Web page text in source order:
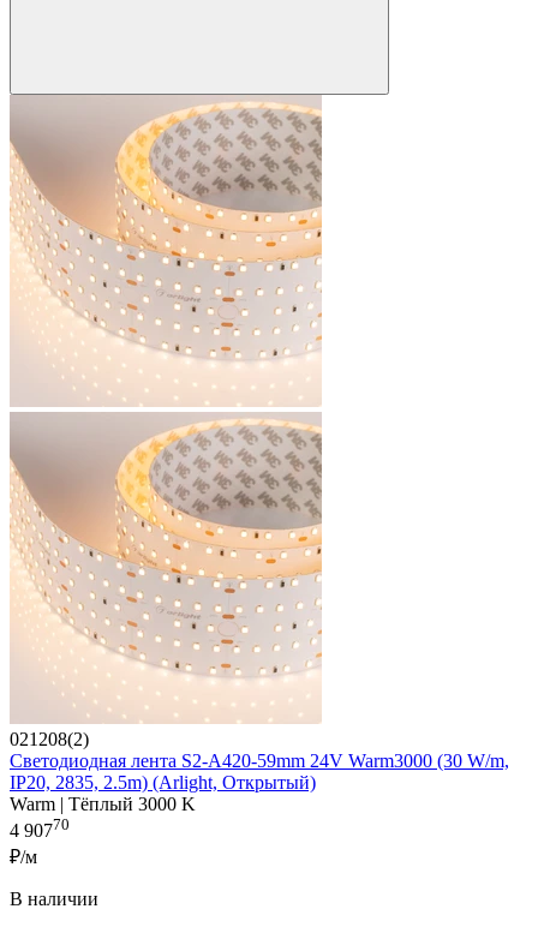
021208(2)
Светодиодная лента S2-A420-59mm 24V Warm3000 (30 W/m,
IP20, 2835, 2.5m) (Arlight, Открытый)
Warm | Тёплый 3000 K
4 90770
₽/м
В наличии